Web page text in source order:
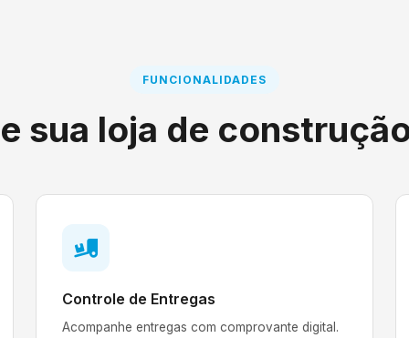
FUNCIONALIDADES
sua loja de
Controle de Entregas
Acompanhe entregas com comprovante digital.